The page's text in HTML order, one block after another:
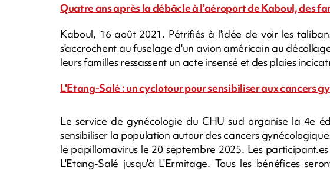
Quatre ans après la débâcle à l'aéroport de Kaboul, des
Kaboul, 16 août 2021. Pétrifiés à l'idée de voir les
s'accrochent au fuselage d'un avion américain au
leurs familles ressassent un acte insensé et des plaies
L'Etang-Salé : un cyclotour pour sensibiliser aux cancers
Le service de gynécologie du CHU sud organise la 4e
sensibiliser la population autour des cancers
le papillomavirus le 20 septembre 2025. Les
L'Etang-Salé jusqu'à L'Ermitage. Tous les bénéfices